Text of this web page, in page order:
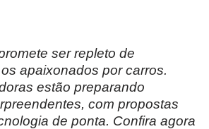
ser repleto de
apaixonados por carros.
estão preparando
com propostas
de ponta. Confira agora